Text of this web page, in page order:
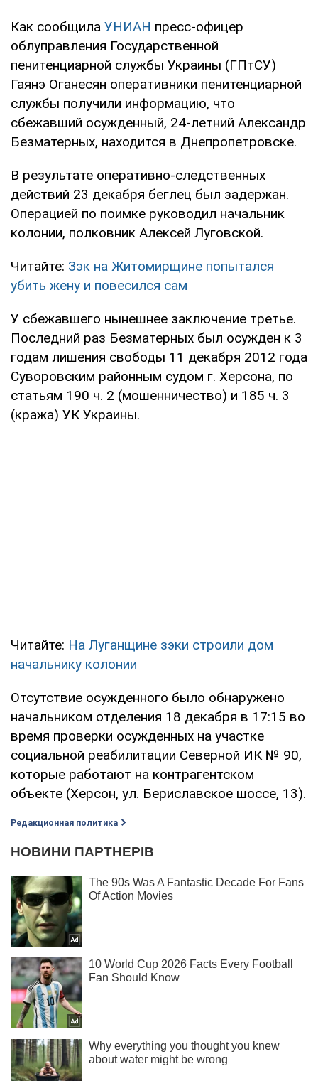
Как сообщила УНИАН пресс-офицер
облуправления Государственной
пенитенциарной службы Украины (ГПтСУ)
Гаянэ Оганесян оперативники пенитенциарной
службы получили информацию, что
сбежавший осужденный, 24-летний Александр
Безматерных, находится в Днепропетровске.
В результате оперативно-следственных
действий 23 декабря беглец был задержан.
Операцией по поимке руководил начальник
колонии, полковник Алексей Луговской.
Читайте: Зэк на Житомирщине попытался
убить жену и повесился сам
У сбежавшего нынешнее заключение третье.
Последний раз Безматерных был осужден к 3
годам лишения свободы 11 декабря 2012 года
Суворовским районным судом г. Херсона, по
статьям 190 ч. 2 (мошенничество) и 185 ч. 3
(кража) УК Украины.
Читайте: На Луганщине зэки строили дом
начальнику колонии
Отсутствие осужденного было обнаружено
начальником отделения 18 декабря в 17:15 во
время проверки осужденных на участке
социальной реабилитации Северной ИК № 90,
которые работают на контрагентском
объекте (Херсон, ул. Бериславское шоссе, 13).
Редакционная политика